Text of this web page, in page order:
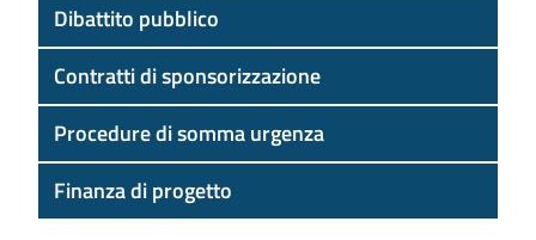
Dibattito pubblico
Contratti di sponsorizzazione
Procedure di somma urgenza
Finanza di progetto